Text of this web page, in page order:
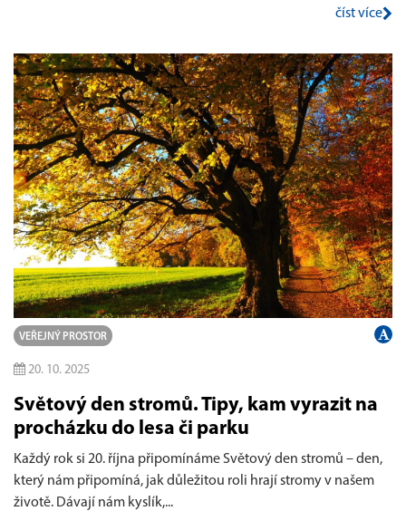
číst více
VEŘEJNÝ PROSTOR
20. 10. 2025
Světový den stromů. Tipy, kam vyrazit na
procházku do lesa či parku
Každý rok si 20. října připomínáme Světový den stromů – den,
který nám připomíná, jak důležitou roli hrají stromy v našem
životě. Dávají nám kyslík,...